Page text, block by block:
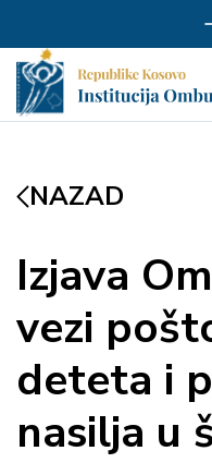
NAZAD
Izjava
vezi
deteta i
nasilja u